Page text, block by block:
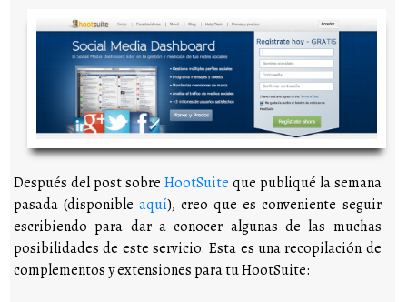
Después del post sobre HootSuite que publiqué la semana
pasada (disponibleaquí), creo que es conveniente seguir
escribiendo para dar a conocer algunas de las muchas
posibilidades de este servicio. Esta es una recopilación de
complementos y extensiones para tu HootSuite: